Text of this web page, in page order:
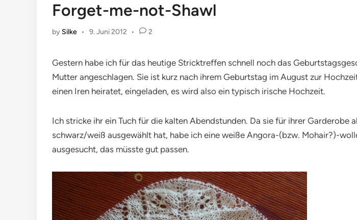
Forget-me-not-Shawl
by Silke • 9. Juni 2012 • 2
Gestern habe ich für das heutige Stricktreffen schnell noch das
Mutter angeschlagen. Sie ist kurz nach ihrem Geburtstag im August zur
einen Iren heiratet, eingeladen, es wird also ein typisch irische Hochzeit.
Ich stricke ihr ein Tuch für die kalten Abendstunden. Da sie für ihrer Garderobe
schwarz/weiß ausgewählt hat, habe ich eine weiße Angora-(bzw. Mohair?)-
ausgesucht, das müsste gut passen.